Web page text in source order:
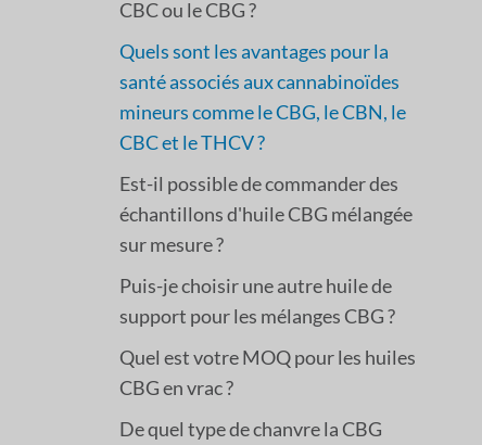
CBC ou le CBG ?
Quels sont les avantages pour la
santé associés aux cannabinoïdes
mineurs comme le CBG, le CBN, le
CBC et le THCV ?
Est-il possible de commander des
échantillons d'huile CBG mélangée
sur mesure ?
Puis-je choisir une autre huile de
support pour les mélanges CBG ?
Quel est votre MOQ pour les huiles
CBG en vrac ?
De quel type de chanvre la CBG